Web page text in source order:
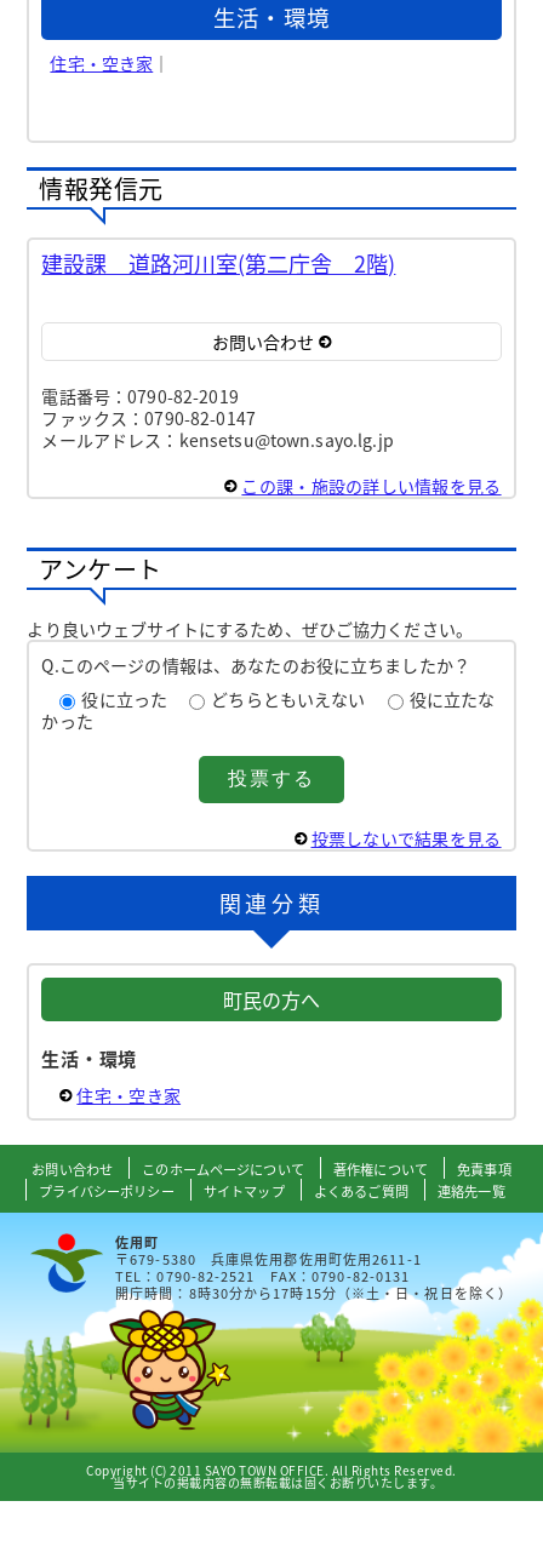
生活・環境
住宅・空き家 ｜
情報発信元
建設課 道路河川室(第二庁舎 2階)
お問い合わせ
電話番号：0790-82-2019
ファックス：0790-82-0147
メールアドレス：kensetsu@town.sayo.lg.jp
この課・施設の詳しい情報を見る
アンケート
より良いウェブサイトにするため、ぜひご協力ください。
Q.このページの情報は、あなたのお役に立ちましたか？
役に立った
どちらともいえない
役に立たな
かった
投票しないで結果を見る
関連分類
町民の方へ
生活・環境
住宅・空き家
お問い合わせ このホームページについて 著作権について
免責事項
プライバシーポリシー
サイトマップ よくあるご質問 連絡先一覧
佐用町
〒679-5380 兵庫県佐用郡佐用町佐用2611-1
TEL：0790-82-2521 FAX：0790-82-0131
開庁時間：8時30分から17時15分（※土・日・祝日を除く）
Copyright (C) 2011 SAYO TOWN OFFICE. All Rights Reserved.
当サイトの掲載内容の無断転載は固くお断りいたします。